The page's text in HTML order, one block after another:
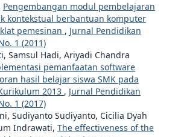
Pengembangan modul pembelajaran
kontekstual berbantuan komputer
pemesinan , Jurnal Pendidikan
1 (2011)
Samsul Hadi, Ariyadi Chandra
pemanfaatan software
hasil belajar siswa SMK pada
2013 , Jurnal Pendidikan
1 (2017)
Sudiyanto Sudiyanto, Cicilia Dyah
Indrawati, The effectiveness of the